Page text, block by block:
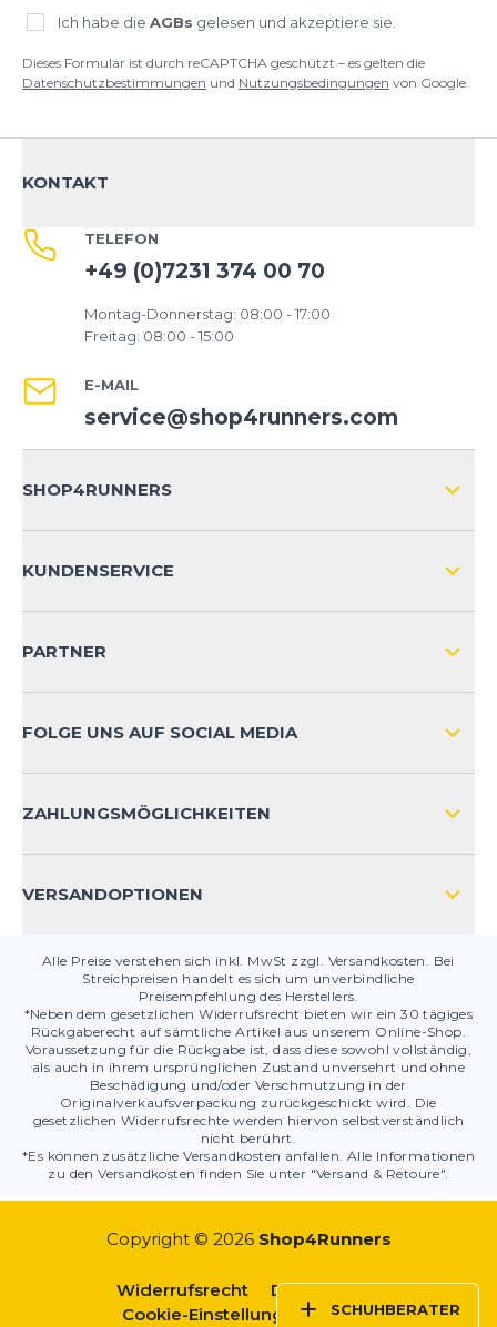
Ich habe die AGBs gelesen und akzeptiere sie.
Dieses Formular ist durch reCAPTCHA geschützt – es gelten die
Datenschutzbestimmungen und Nutzungsbedingungen von Google.
KONTAKT
TELEFON
+49 (0)7231 374 00 70
Montag-Donnerstag: 08:00 - 17:00
Freitag: 08:00 - 15:00
E-MAIL
service@shop4runners.com
SHOP4RUNNERS
KUNDENSERVICE
KONTAKT
PRODUKTSICHERHEIT
PARTNER
FOLGE UNS AUF SOCIAL MEDIA
ZAHLUNGSMÖGLICHKEITEN
VERSANDOPTIONEN
Alle Preise verstehen sich inkl. MwSt zzgl. Versandkosten. Bei
Streichpreisen handelt es sich um unverbindliche
Preisempfehlung des Herstellers.
*Neben dem gesetzlichen Widerrufsrecht bieten wir ein 30 tägiges
Rückgaberecht auf sämtliche Artikel aus unserem Online-Shop.
Voraussetzung für die Rückgabe ist, dass diese sowohl vollständig,
als auch in ihrem ursprünglichen Zustand unversehrt und ohne
Beschädigung und/oder Verschmutzung in der
Originalverkaufsverpackung zurückgeschickt wird. Die
gesetzlichen Widerrufsrechte werden hiervon selbstverständlich
nicht berührt.
*Es können zusätzliche Versandkosten anfallen. Alle Informationen
zu den Versandkosten finden Sie unter "Versand & Retoure".
Copyright © 2026 Shop4Runners
Widerrufsrecht
Datenschutz
Cookie-Einstellungen
AGBs
SCHUHBERATER